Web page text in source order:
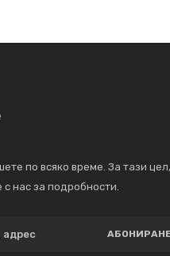
по всяко време. За тази цел,
нас за подробности.